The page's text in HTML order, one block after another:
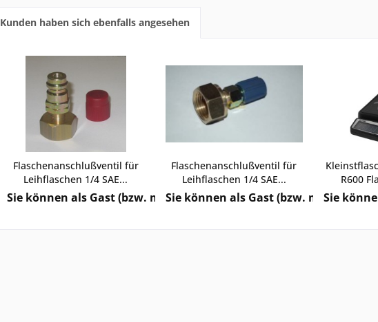
Kunden haben sich ebenfalls angesehen
Flaschenanschlußventil für
Leihflaschen 1/4 SAE...
Sie können als Gast (bzw. mit Ihrem derzeitigen Status) keine
Flaschenanschlußventil für
Leihflaschen 1/4 SAE...
Sie können als Gast (bzw. mit Ihrem
R600
Sie